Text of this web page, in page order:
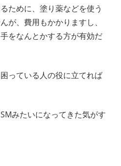
ために、塗り薬などを使う
が、費用もかかりますし、
をなんとかする方が有効だ
っている人の役に立てれば
みたいになってきた気がす